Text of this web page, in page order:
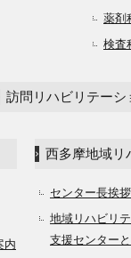
薬剤
検査
訪問リハビリテーシ
内
西多摩地域リ
センター長挨拶
地域リハビリ
支援センター